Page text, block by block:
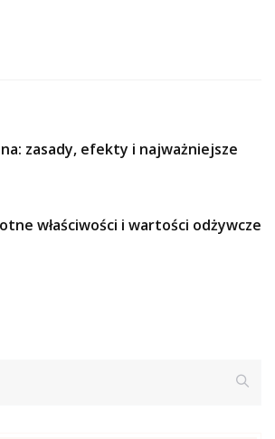
zasady, efekty i najważniejsze
właściwości i wartości odżywcze